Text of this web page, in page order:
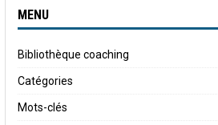
MENU
Bibliothèque coaching
Catégories
Mots-clés